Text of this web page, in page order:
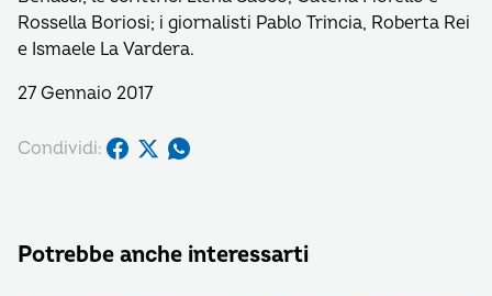
Rossella Boriosi; i giornalisti Pablo Trincia, Roberta Rei
e Ismaele La Vardera.
27 Gennaio 2017
Condividi:
Potrebbe anche interessarti